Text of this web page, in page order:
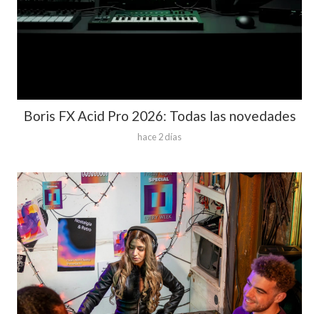
Boris FX Acid Pro 2026: Todas las novedades
hace 2 días